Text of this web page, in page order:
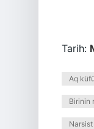
Tarih:
Aq
Birinin